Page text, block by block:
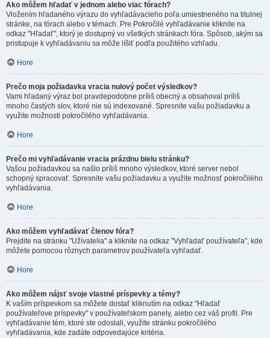
Ako môžem hľadať v jednom alebo viac fórach?
Vložením hľadaného výrazu do vyhľadávacieho poľa umiestneného na titulnej
stránke, na fórach alebo v témach. Pre Pokročilé vyhľadávanie kliknite na
odkaz "Hľadať", ktorý je dostupný vo všetkých stránkach fóra. Spôsob, akým sa
pristupuje k vyhľadávaniu sa môže líšiť podľa použitého vzhľadu.
Hore
Prečo moja požiadavka vracia nulový počet výsledkov?
Vami hľadaný výraz bol pravdepodobne príliš obecný a obsahoval príliš
mnoho častých slov, ktoré nie sú indexované. Spresnite vašu požiadavku a
využite možnosti pokročilého vyhľadávania.
Hore
Prečo mi vyhľadávanie vracia prázdnu bielu stránku?
Vašou požiadavkou sa našlo príliš mnoho výsledkov, ktoré server nebol
schopný spracovať. Spresnite vašu požiadavku a využite možnosť pokročilého
vyhľadávania.
Hore
Ako môžem vyhľadávať členov fóra?
Prejdite na stránku "Užívatelia" a kliknite na odkaz "Vyhľadať používateľa", kde
môžete pomocou rôznych parametrov používateľa vyhľadať.
Hore
Ako môžem nájsť svoje vlastné príspevky a témy?
K vaším príspevkom sa môžete dostať kliknutím na odkaz "Hľadať
používateľove príspevky" v používateľskom panely, alebo cez váš profil. Pre
vyhľadávanie tém, ktoré ste odoslali, využite stránku pokročilého
vyhľadávania, kde zadáte odpovedajúce kritéria.